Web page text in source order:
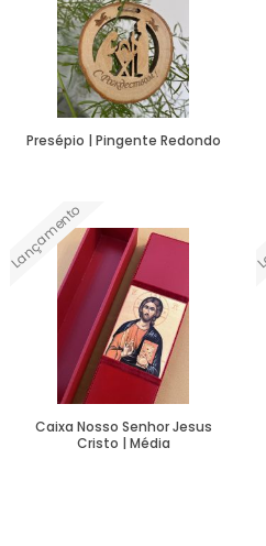
Presépio | Pingente Redondo
Lançamento
Caixa Nosso Senhor Jesus
Cristo | Média